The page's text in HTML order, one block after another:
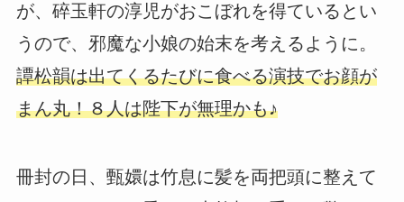
が、碎玉軒の淳児がおこぼれを得ているとい
うので、邪魔な小娘の始末を考えるように。
譚松韻は出てくるたびに食べる演技でお顔が
まん丸！８人は陛下が無理かも♪
冊封の日、甄嬛は竹息に髪を両把頭に整えて